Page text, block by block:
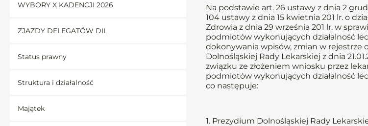
WYBORY X KADENCJI 2026
ZJAZDY DELEGATÓW DIL
Status prawny
Struktura i działalność
Majątek
Na podstawie art. 26 ustawy z dnia 2
104 ustawy z dnia 15 kwietnia 201 lr. o
Zdrowia z dnia 29 września 201 lr. w
podmiotów wykonujących działalność
dokonywania wpisów, zmian w rejestrze
Dolnośląskiej Rady Lekarskiej z dnia
związku ze złożeniem wniosku przez
podmiotów wykonujących działalność
co następuje:
1. Prezydium Dolnośląskiej Rady